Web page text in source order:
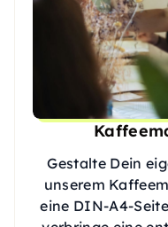
Gestalte Dein
unserem
eine DIN-A4-